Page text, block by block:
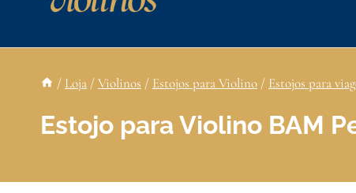
/ Loja /Violinos / Estojos para Violino / Estojos para
Estojo para Violino BAM